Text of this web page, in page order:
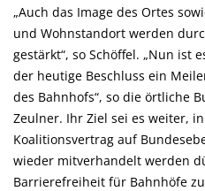
Auch das Image des Ortes
und Wohnstandort werden
gestärkt“, so Schöffel. „Nun ist
der heutige Beschluss ein
des Bahnhofs“, so die örtliche
Zeulner. Ihr Ziel sei es weiter,
Koalitionsvertrag auf
wieder mitverhandelt werden
Barrierefreiheit für Bahnhöfe